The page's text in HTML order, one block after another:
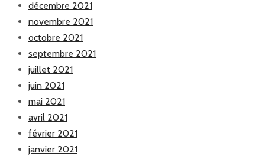
décembre 2021
novembre 2021
octobre 2021
septembre 2021
juillet 2021
juin 2021
mai 2021
avril 2021
février 2021
janvier 2021